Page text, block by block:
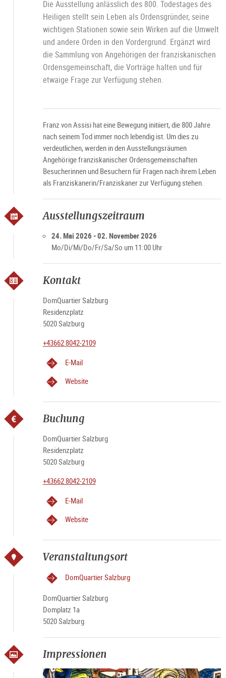
Die Ausstellung anlässlich des 800. Todestages des
Heiligen stellt sein Leben als Ordensgründer, seine
wichtigen Stationen sowie sein Wirken auf die Umwelt
und andere Orden in den Vordergrund. Ergänzt wird
die Sammlung von Angehörigen der franziskanischen
Ordensgemeinschaft, die Vorträge halten und für
etwaige Frage zur Verfügung stehen.
Franz von Assisi hat eine Bewegung initiiert, die 800 Jahre
nach seinem Tod immer noch lebendig ist. Um dies zu
verdeutlichen, werden in den Ausstellungsräumen
Angehörige franziskanischer Ordensgemeinschaften
Besucherinnen und Besuchern für Fragen nach ihrem Leben
als Franziskanerin/Franziskaner zur Verfügung stehen.
Ausstellungszeitraum
24. Mai 2026 - 02. November 2026
Mo/Di/Mi/Do/Fr/Sa/So um 11:00 Uhr
Kontakt
DomQuartier Salzburg
Residenzplatz
5020 Salzburg
+43662 8042-2109
E-Mail
Website
Buchung
DomQuartier Salzburg
Residenzplatz
5020 Salzburg
+43662 8042-2109
E-Mail
Website
Veranstaltungsort
DomQuartier Salzburg
DomQuartier Salzburg
Domplatz 1a
5020 Salzburg
Impressionen